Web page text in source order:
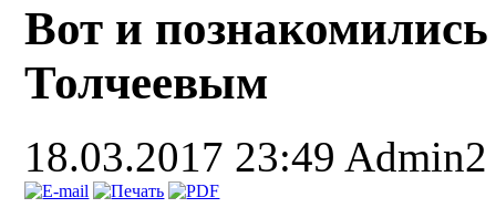
Вот и
Толчеевым
18.03.2017 23:49 Admin2